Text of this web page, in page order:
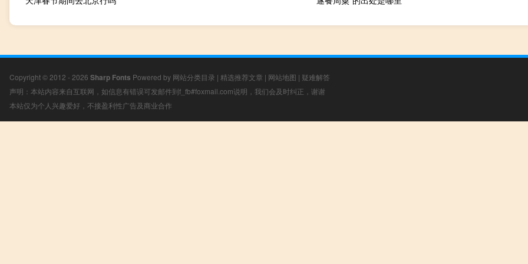
Copyright © 2012 - 2026 Sharp Fonts Powered by 网站分类目录 | 精选推荐文章 | 网站地图 | 疑难解答
声明：本站内容来自互联网，如信息有错误可发邮件到f_fb#foxmail.com说明，我们会及时纠正，谢谢
本站仅为个人兴趣爱好，不接盈利性广告及商业合作